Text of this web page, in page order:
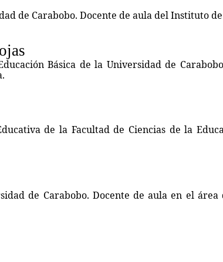
de Carabobo. Docente de aula del Instituto
Básica de la Universidad de
de la Facultad de Ciencias de la
de Carabobo. Docente de aula en el